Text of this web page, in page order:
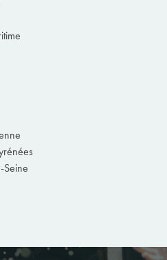
Seine